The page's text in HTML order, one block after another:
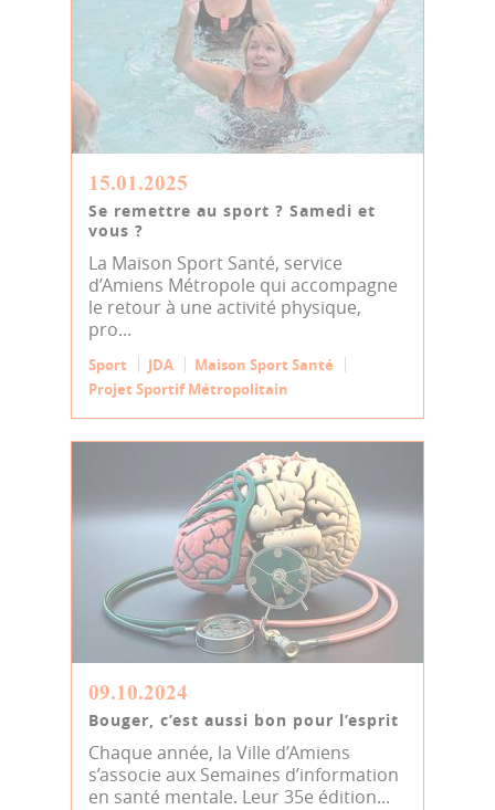
15.01.2025
Se remettre au sport ? Samedi et
vous ?
La Maison Sport Santé, service
d’Amiens Métropole qui accompagne
le retour à une activité physique,
pro...
Sport JDA
Maison Sport Santé
Projet Sportif Métropolitain
09.10.2024
Bouger, c’est aussi bon pour l’esprit
Chaque année, la Ville d’Amiens
s’associe aux Semaines d’information
en santé mentale. Leur 35e édition...